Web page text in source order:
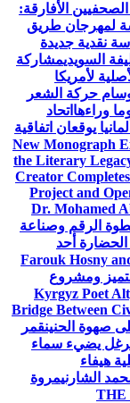
الأفارقة:
لمهرجان طريق
نقدية جديدة
السويديمشاركة
لأمريكا
حركة الشعر
وراءها اتحاد
يوقعان اتفاقية
New Monograph
the Literary
Creator
Project and
Dr. Mohamed
الرقم وصناعة
أحد
Farouk Hosny
ومشروع
Kyrgyz Poet
Bridge Between
صهوة الحنينقمر
برغل يضيء سماء
هيفاء
الشارنيمروة
THE